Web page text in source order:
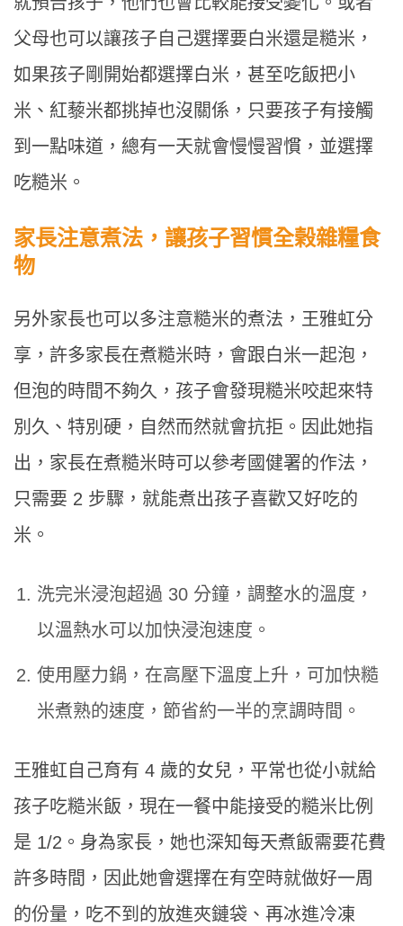
父母也可以讓孩子自己選擇要白米還是糙米，
如果孩子剛開始都選擇白米，甚至吃飯把小
米、紅藜米都挑掉也沒關係，只要孩子有接觸
到一點味道，總有一天就會慢慢習慣，並選擇
吃糙米。
家長注意煮法，讓孩子習慣全榖雜糧食
物
另外家長也可以多注意糙米的煮法，王雅虹分
享，許多家長在煮糙米時，會跟白米一起泡，
但泡的時間不夠久，孩子會發現糙米咬起來特
別久、特別硬，自然而然就會抗拒。因此她指
出，家長在煮糙米時可以參考國健署的作法，
只需要 2 步驟，就能煮出孩子喜歡又好吃的
米。
洗完米浸泡超過 30 分鐘，調整水的溫度，
以溫熱水可以加快浸泡速度。
使用壓力鍋，在高壓下溫度上升，可加快糙
米煮熟的速度，節省約一半的烹調時間。
王雅虹自己育有 4 歲的女兒，平常也從小就給
孩子吃糙米飯，現在一餐中能接受的糙米比例
是 1/2。身為家長，她也深知每天煮飯需要花費
許多時間，因此她會選擇在有空時就做好一周
的份量，吃不到的放進夾鏈袋、再冰進冷凍